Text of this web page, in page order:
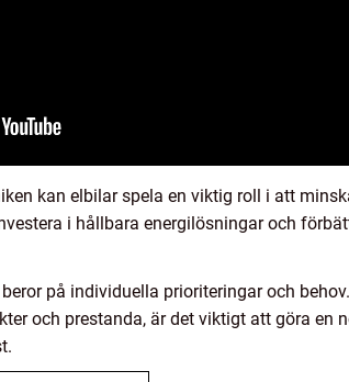
kan elbilar spela en viktig roll i att
i hållbara energilösningar och
på individuella prioriteringar och
och prestanda, är det viktigt att göra en